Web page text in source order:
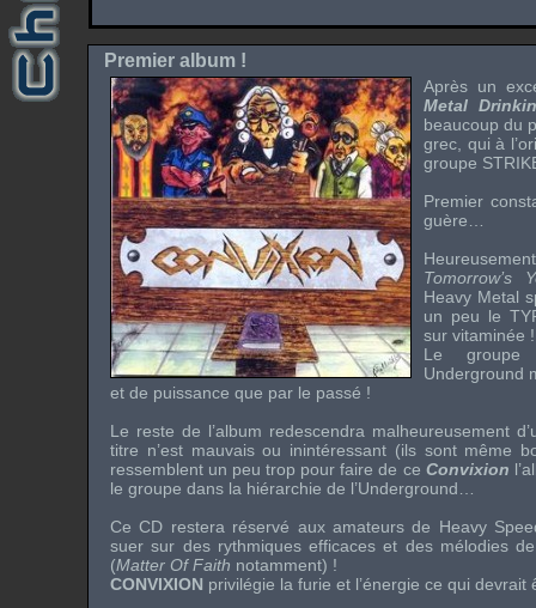
Premier album !
Après un
Metal
beaucoup du
grec, qui à
groupe
Premier
guère…
Tomorrow’s
Heavy Metal
un peu le
sur vitaminée
Le
Underground
et de puissance que par le passé !
Le reste de l’album redescendra malheureusement
titre n’est mauvais ou inintéressant (ils sont même
ressemblent un peu trop pour faire de ce Convixion
le groupe dans la hiérarchie de l’Underground
Ce CD restera réservé aux amateurs de Heavy
suer sur des rythmiques efficaces et des mélodies
(Matter Of Faith notamment) !
CONVIXION privilégie la furie et l’énergie ce qui